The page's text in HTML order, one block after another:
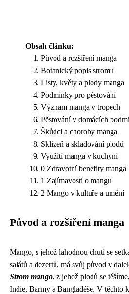
Obsah článku:
Původ a rozšíření manga
Botanický popis stromu
Listy, květy a plody manga
Podmínky pro pěstování
Význam manga v tropech
Pěstování v domácích
Škůdci a choroby manga
Sklizeň a skladování plodů
Využití manga v kuchyni
0 Zdravotní benefity manga
1 Zajímavosti o mangu
2 Mango v kultuře a umění
Původ a rozšíření manga
Mango, s jehož lahodnou chutí se
salátů a dezertů, má svůj původ v
Strom mango, z jehož plodů se
Indie, Barmy a Bangladéše. V těchto